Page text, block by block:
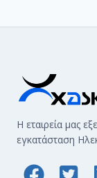
Η εταιρεία μας
εγκατάσταση